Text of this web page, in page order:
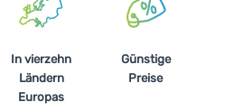
In vierzehn
Ländern
Europas
Günstige
Preise